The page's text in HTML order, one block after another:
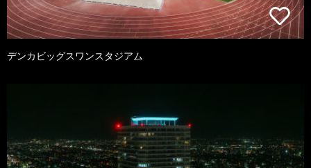
デンカビッグスワンスタジアム